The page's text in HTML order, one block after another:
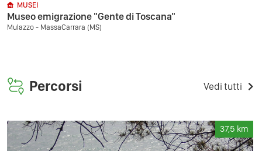
MUSEI
Museo emigrazione "Gente di Toscana"
Mulazzo - MassaCarrara (MS)
Percorsi Vedi tutti
37,5 km